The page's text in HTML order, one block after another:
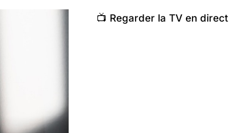
📺 Regarder la TV en direct